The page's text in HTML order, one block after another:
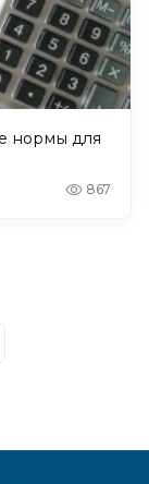
нормы для
867